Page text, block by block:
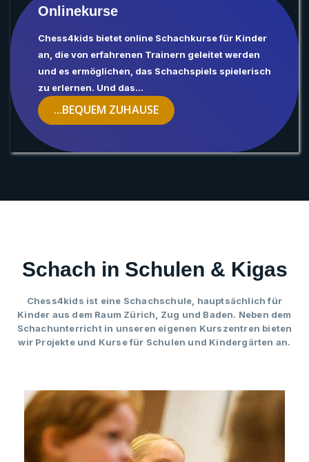
Onlinekurse
Chess4kids bietet online Schachkurse für Kinder
an, die von erfahrenen Trainern geleitet werden
und es ermöglichen, das Schachspiels spielerisch
zu erlernen. Und das...
...BEQUEM ZUHAUSE
Schach in Schulen & Kigas
Chess4kids ist eine Schachschule, hauptsächlich für
Kinder aus dem Raum Zürich, Zug und Baden. Neben dem
Schachunterricht in unseren eigenen Kurszentren bieten
wir Projekte und Kurse für Schulen und Kindergärten an.